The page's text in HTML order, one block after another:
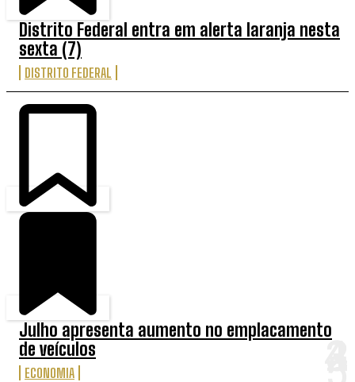
Distrito Federal entra em alerta laranja nesta
sexta (7)
DISTRITO FEDERAL
Julho apresenta aumento no emplacamento
de veículos
ECONOMIA